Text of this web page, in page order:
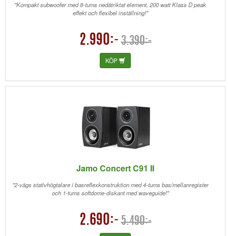
"Kompakt subwoofer med 8-tums nedåtriktat element, 200 watt Klass D peak
effekt och flexibel inställning!"
2.990:- 3.390:-
KÖP
Jamo Concert C91 II
"2-vägs stativhögtalare i basreflexkonstruktion med 4-tums bas/mellanregister
och 1-tums softdome-diskant med waveguide!"
2.690:- 5.490:-